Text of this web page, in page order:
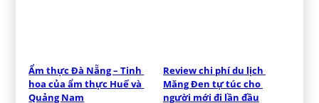
Ẩm thực Đà Nẵng – Tinh
hoa của ẩm thực Huế và
Quảng Nam
Review chi phí du lịch
Măng Đen tự túc cho
người mới đi lần đầu